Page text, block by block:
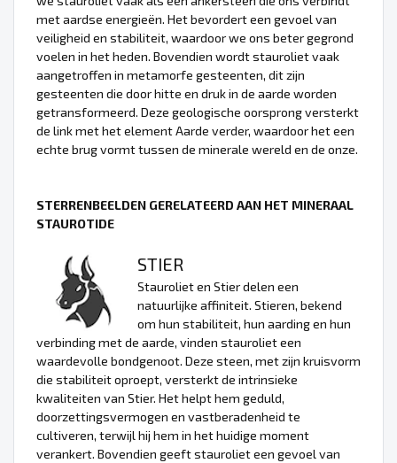
met aardse energieën. Het bevordert een gevoel van
veiligheid en stabiliteit, waardoor we ons beter gegrond
voelen in het heden. Bovendien wordt stauroliet vaak
aangetroffen in metamorfe gesteenten, dit zijn
gesteenten die door hitte en druk in de aarde worden
getransformeerd. Deze geologische oorsprong versterkt
de link met het element Aarde verder, waardoor het een
echte brug vormt tussen de minerale wereld en de onze.
STERRENBEELDEN GERELATEERD AAN HET MINERAAL
STAUROTIDE
STIER
Stauroliet en Stier delen een
natuurlijke affiniteit. Stieren, bekend
om hun stabiliteit, hun aarding en hun
verbinding met de aarde, vinden stauroliet een
waardevolle bondgenoot. Deze steen, met zijn kruisvorm
die stabiliteit oproept, versterkt de intrinsieke
kwaliteiten van Stier. Het helpt hem geduld,
doorzettingsvermogen en vastberadenheid te
cultiveren, terwijl hij hem in het huidige moment
verankert. Bovendien geeft stauroliet een gevoel van